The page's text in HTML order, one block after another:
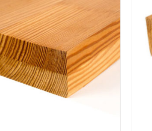
DETAILS